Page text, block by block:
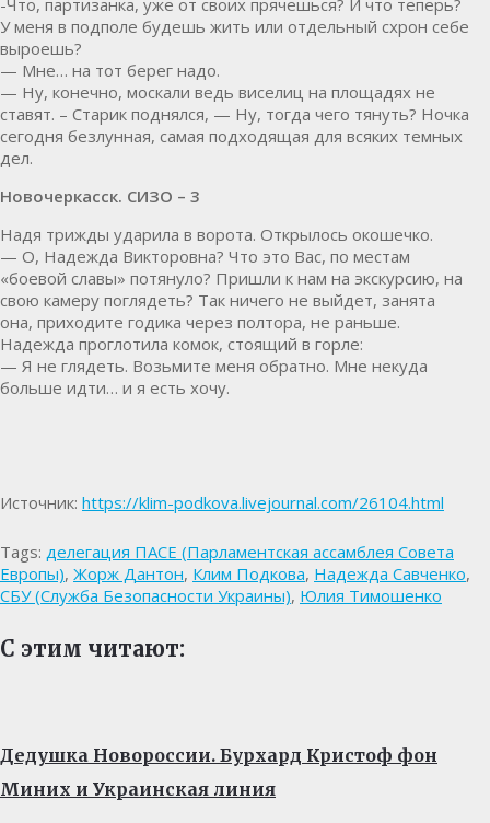
У меня в подполе будешь жить или отдельный схрон себе
выроешь?
— Мне… на тот берег надо.
— Ну, конечно, москали ведь виселиц на площадях не
ставят. – Старик поднялся, — Ну, тогда чего тянуть? Ночка
сегодня безлунная, самая подходящая для всяких темных
дел.
Новочеркасск. СИЗО – 3
Надя трижды ударила в ворота. Открылось окошечко.
— О, Надежда Викторовна? Что это Вас, по местам
«боевой славы» потянуло? Пришли к нам на экскурсию, на
свою камеру поглядеть? Так ничего не выйдет, занята
она, приходите годика через полтора, не раньше.
Надежда проглотила комок, стоящий в горле:
— Я не глядеть. Возьмите меня обратно. Мне некуда
больше идти… и я есть хочу.
Источник: https://klim-podkova.livejournal.com/26104.html
Tags: делегация ПАСЕ (Парламентская ассамблея Совета
Европы), Жорж Дантон, Клим Подкова, Надежда Савченко,
СБУ (Служба Безопасности Украины), Юлия Тимошенко
С этим читают:
Дедушка Новороссии. Бурхард Кристоф фон
Миних и Украинская линия